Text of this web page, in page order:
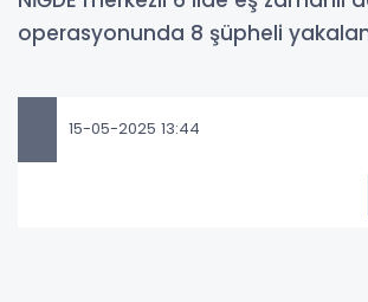
operasyonunda 8 şüpheli
15-05-2025 13:44